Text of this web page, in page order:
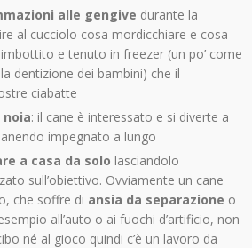
alle gengive durante la
al cucciolo cosa mordicchiare e cosa
e tenuto in freezer (un po’ come
dentizione dei bambini) che il
ciabatte
: il cane è interessato e si diverte a
impegnato a lungo
a casa da solo lasciandolo
sull’obiettivo. Ovviamente un cane
che soffre di ansia da separazione o
all’auto o ai fuochi d’artificio, non
né al gioco quindi c’è un lavoro da